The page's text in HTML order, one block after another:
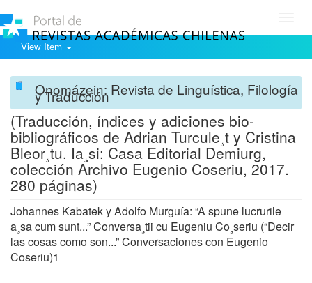
View Item
Onomázein: Revista de Linguística, Filología
y Traducción
(Traducción, índices y adiciones bio-
bibliográficos de Adrian Turcule¸t y Cristina
Bleor¸tu. Ia¸si: Casa Editorial Demiurg,
colección Archivo Eugenio Coseriu, 2017.
280 páginas)
Johannes Kabatek y Adolfo Murguía: “A spune lucrurile
a¸sa cum sunt...” Conversa¸tii cu Eugeniu Co¸seriu (“Decir
las cosas como son...” Conversaciones con Eugenio
Coseriu)1